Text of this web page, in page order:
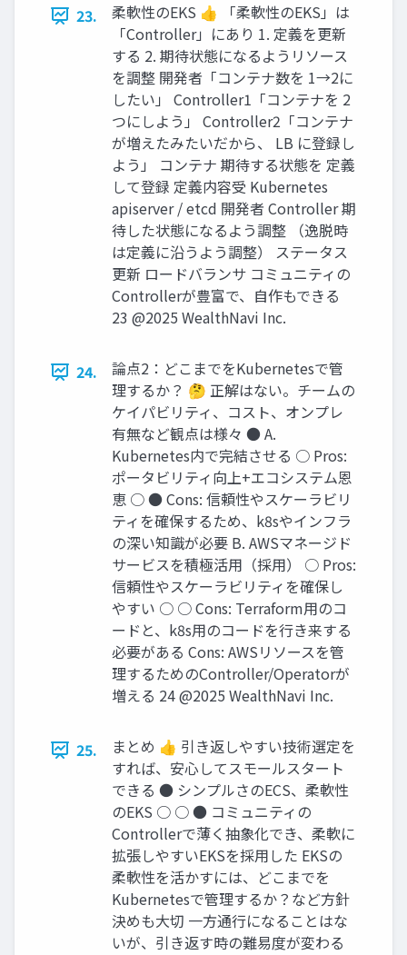
23.
柔軟性のEKS 👍 「柔軟性のEKS」は
「Controller」にあり 1. 定義を更新
する 2. 期待状態になるようリソース
を調整 開発者「コンテナ数を 1→2に
したい」 Controller1「コンテナを 2
つにしよう」 Controller2「コンテナ
が増えたみたいだから、 LB に登録し
よう」 コンテナ 期待する状態を 定義
して登録 定義内容受 Kubernetes
apiserver / etcd 開発者 Controller 期
待した状態になるよう調整 （逸脱時
は定義に沿うよう調整） ステータス
更新 ロードバランサ コミュニティの
Controllerが豊富で、⾃作もできる
23 @2025 WealthNavi Inc.
24.
論点2：どこまでをKubernetesで管
理するか？ 🤔 正解はない。チームの
ケイパビリティ、コスト、オンプレ
有無など観点は様々 ● A.
Kubernetes内で完結させる ○ Pros:
ポータビリティ向上+エコシステム恩
恵 ○ ● Cons: 信頼性やスケーラビリ
ティを確保するため、k8sやインフラ
の深い知識が必要 B. AWSマネージド
サービスを積極活⽤（採⽤） ○ Pros:
信頼性やスケーラビリティを確保し
やすい ○ ○ Cons: Terraform⽤のコ
ードと、k8s⽤のコードを⾏き来する
必要がある Cons: AWSリソースを管
理するためのController/Operatorが
増える 24 @2025 WealthNavi Inc.
25.
まとめ 👍 引き返しやすい技術選定を
すれば、安⼼してスモールスタート
できる ● シンプルさのECS、柔軟性
のEKS ○ ○ ● コミュニティの
Controllerで薄く抽象化でき、柔軟に
拡張しやすいEKSを採⽤した EKSの
柔軟性を活かすには、どこまでを
Kubernetesで管理するか？など⽅針
決めも⼤切 ⼀⽅通⾏になることはな
いが、引き返す時の難易度が変わる